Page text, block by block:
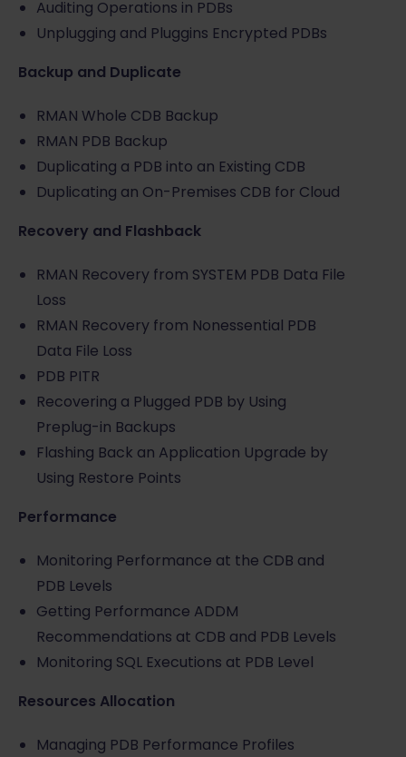
Auditing Operations in PDBs
Unplugging and Pluggins Encrypted PDBs
Backup and Duplicate
RMAN Whole CDB Backup
RMAN PDB Backup
Duplicating a PDB into an Existing CDB
Duplicating an On-Premises CDB for Cloud
Recovery and Flashback
RMAN Recovery from SYSTEM PDB Data File
Loss
RMAN Recovery from Nonessential PDB
Data File Loss
PDB PITR
Recovering a Plugged PDB by Using
Preplug-in Backups
Flashing Back an Application Upgrade by
Using Restore Points
Performance
Monitoring Performance at the CDB and
PDB Levels
Getting Performance ADDM
Recommendations at CDB and PDB Levels
Monitoring SQL Executions at PDB Level
Resources Allocation
Managing PDB Performance Profiles